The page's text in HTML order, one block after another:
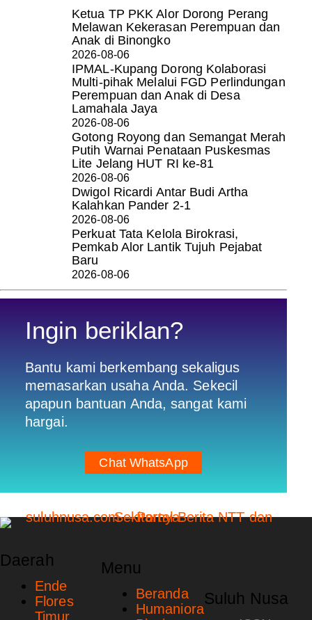
Ketua TP PKK Alor Dorong Perang
Melawan Kekerasan Perempuan dan
Anak di Binongko
2026-08-06
IPMAL-Kupang Dorong Kolaborasi
Multi-pihak Melalui FGD Perlindungan
Perempuan dan Anak di Desa
Lamahala Jaya
2026-08-06
Gotong Royong dan Semangat Merah
Putih Warnai Penataan Puskesmas
Lite Jelang HUT RI ke-81
2026-08-06
Dwigol Ricardi Antar Budi Artha
Kalahkan Pander 2-1
2026-08-06
Perkuat Tata Kelola Birokrasi,
Pemkab Alor Lantik Tujuh Pejabat
Baru
2026-08-06
Ingin beriklan?
Bantu kami berkembang sekaligus
memasarkan usaha Anda. Sekecil
apapun bantuan Anda, sangat kami
hargai.
Chat WhatsApp
Daerah
Ende
Flores
Timur
Menu
Beranda
Humaniora
Suluh Nusa